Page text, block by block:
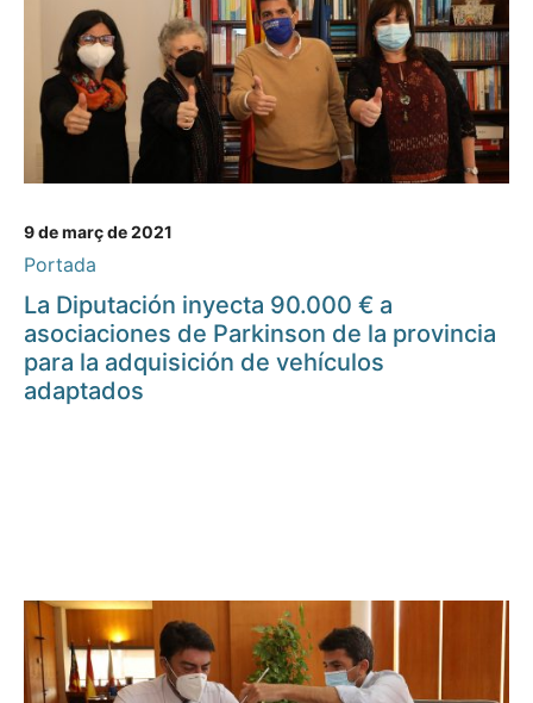
9 de març de 2021
Portada
La Diputación inyecta 90.000 € a
asociaciones de Parkinson de la provincia
para la adquisición de vehículos
adaptados